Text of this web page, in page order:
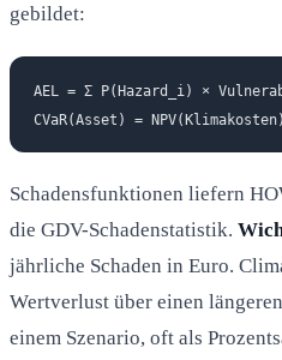
gebildet:
AEL = Σ P(Hazard_i) ×
Schadensfunktionen liefern
die GDV-Schadenstatistik.
jährliche Schaden in Euro.
Wertverlust über einen
einem Szenario, oft als